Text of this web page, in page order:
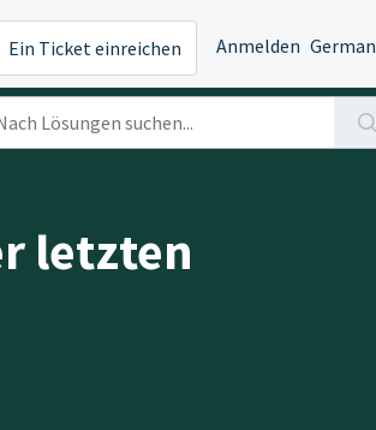
Ein Ticket einreichen Anmelden German
letzten